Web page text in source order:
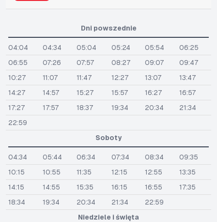
Dni powszednie
04:04 04:34 05:04 05:24 05:54
06:25
06:55
07:26 07:57 08:27 09:07
09:47
10:27
11:07 11:47 12:27 13:07
13:47
14:27
14:57 15:27 15:57 16:27
16:57
17:27
17:57 18:37 19:34 20:34
21:34
22:59
Soboty
04:34 05:44 06:34 07:34 08:34
09:35
10:15
10:55 11:35 12:15 12:55
13:35
14:15
14:55 15:35 16:15 16:55
17:35
18:34
19:34 20:34 21:34
22:59
Niedziele i święta